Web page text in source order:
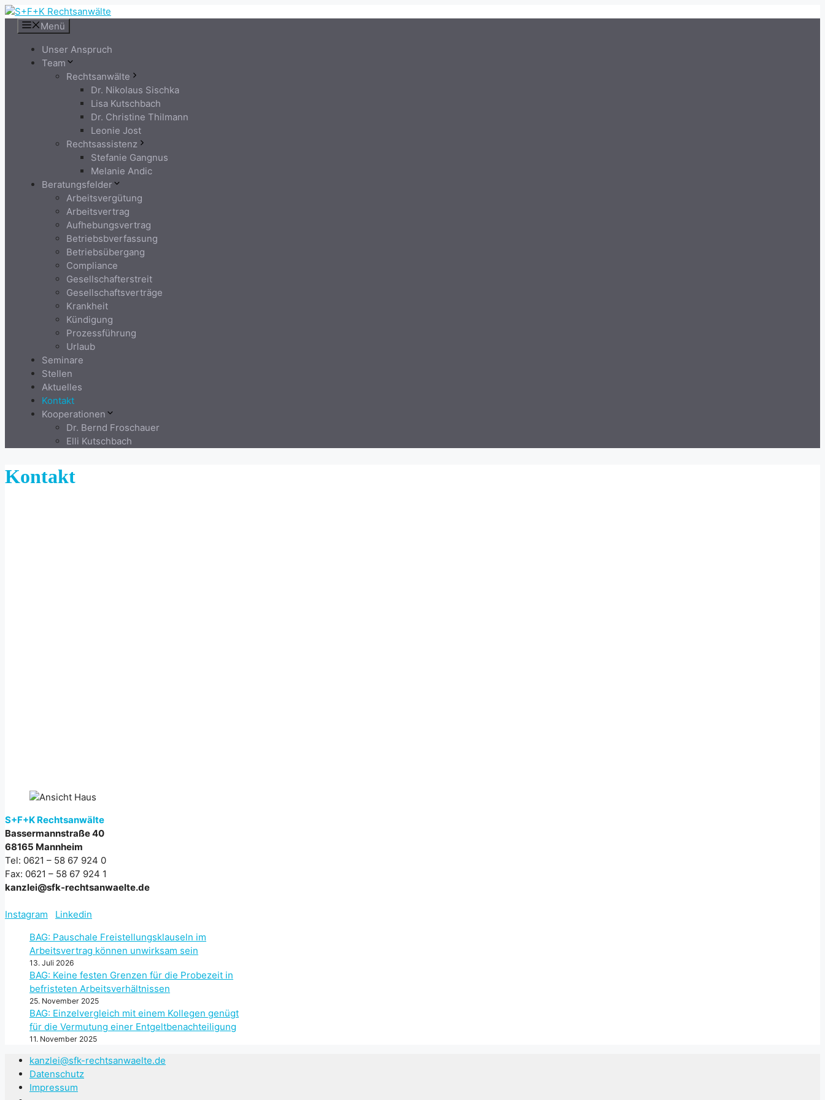
Zum
Inhalt
springen
Menü
Unser Anspruch
Team
Rechtsanwälte
Dr. Nikolaus Sischka
Lisa Kutschbach
Dr. Christine Thilmann
Leonie Jost
Rechtsassistenz
Stefanie Gangnus
Melanie Andic
Beratungsfelder
Arbeitsvergütung
Arbeitsvertrag
Aufhebungsvertrag
Betriebsbverfassung
Betriebsübergang
Compliance
Gesellschafterstreit
Gesellschaftsverträge
Krankheit
Kündigung
Prozessführung
Urlaub
Seminare
Stellen
Aktuelles
Kontakt
Kooperationen
Dr. Bernd Froschauer
Elli Kutschbach
Kontakt
S+F+K Rechtsanwälte
Bassermannstraße 40
68165 Mannheim
Tel: 0621 – 58 67 924 0
Fax: 0621 – 58 67 924 1
kanzlei@sfk-rechtsanwaelte.de
Instagram
Linkedin
BAG: Pauschale Freistellungsklauseln im
Arbeitsvertrag können unwirksam sein
13. Juli 2026
BAG: Keine festen Grenzen für die Probezeit in
befristeten Arbeitsverhältnissen
25. November 2025
BAG: Einzelvergleich mit einem Kollegen genügt
für die Vermutung einer Entgeltbenachteiligung
11. November 2025
kanzlei@sfk-rechtsanwaelte.de
Datenschutz
Impressum